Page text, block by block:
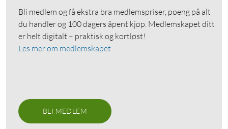
Bli medlem og få ekstra bra medlemspriser, poeng på alt
du handler og 100 dagers åpent kjøp. Medlemskapet ditt
er helt digitalt – praktisk og kortløst!
Les mer om medlemskapet
BLI MEDLEM